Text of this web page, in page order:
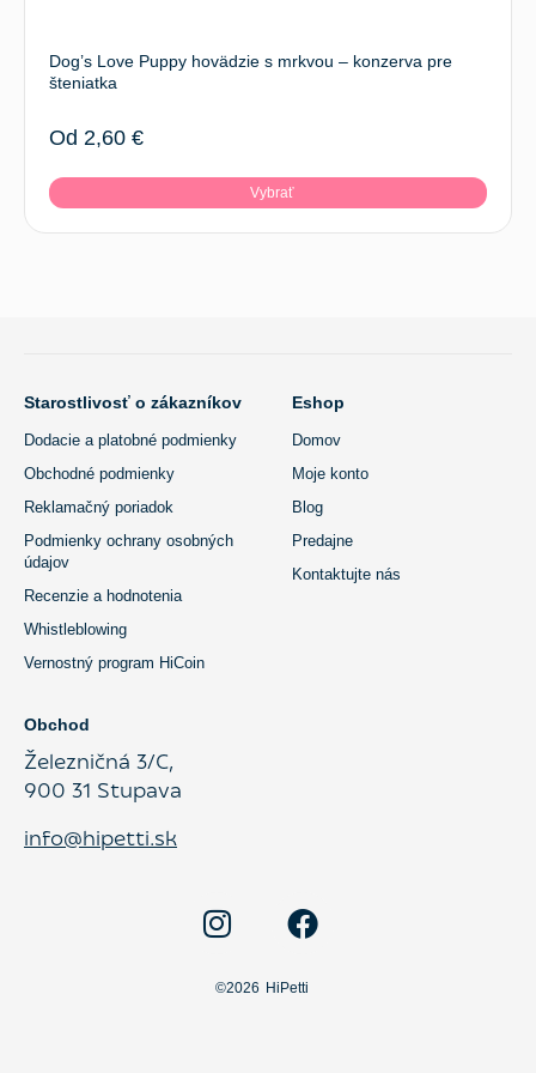
Dog’s Love Puppy hovädzie s mrkvou – konzerva pre
šteniatka
Od 2,60 €
Vybrať
Starostlivosť o zákazníkov
Dodacie a platobné podmienky
Obchodné podmienky
Reklamačný poriadok
Podmienky ochrany osobných
údajov
Recenzie a hodnotenia
Whistleblowing
Vernostný program HiCoin
Eshop
Domov
Moje konto
Blog
Predajne
Kontaktujte nás
Obchod
Železničná 3/C,
900 31 Stupava
info@hipetti.sk
©2026 HiPetti